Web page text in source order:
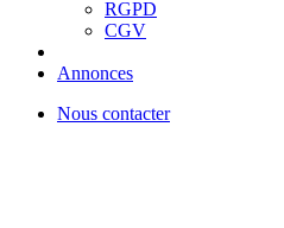
RGPD
CGV
Annonces
Nous contacter